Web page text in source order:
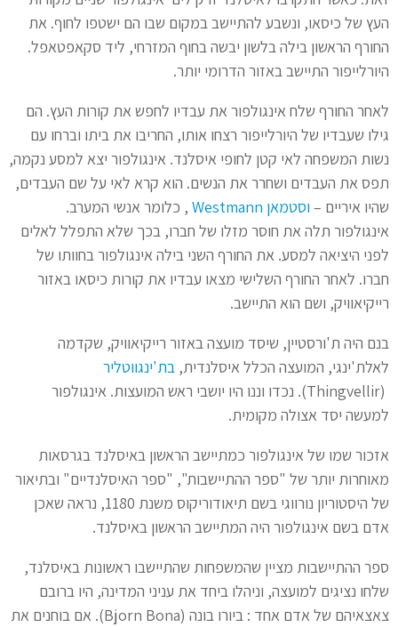
העץ של כיסאו, ונשבע להתיישב במקום שבו הם ישטפו לחוף. את
החורף הראשון בילה בלשון יבשה בחוף המזרחי, ליד סקאפטאפל.
היורלייפור התיישב באזור הדרומי יותר.
לאחר החורף שלח אינגולפור את עבדיו לחפש את קורות העץ. הם
גילו שעבדיו של היורלייפור רצחו אותו, החריבו את ביתו וברחו עם
נשות המשפחה לאי קטן לחופי איסלנד. אינגולפור יצא למסע נקמה,
תפס את העבדים ושחרר את הנשים. הוא קרא לאי על שם העבדים,
שהיו איריים –וסטמאן Westmann
, כלומר אנשי המערב.
אינגולפור תלה את חוסר מזלו של חברו, בכך שלא התפלל לאלים
לפני היציאה למסע. את החורף השני בילה אינגולפור בחוותו של
חברו. לאחר החורף השלישי מצאו עבדיו את קורות כיסאו באזור
רייקיאוויק, ושם הוא התיישב.
בנם היה ת'ורסטיין, שיסד מועצה באזור רייקיאוויק, שקדמה
לאלת'ינגי, המועצה הכלל איסלנדית, בת'ינגווטליר
(Thingvellir). נכדו וננו היו יושבי ראש המועצות. אינגולפור
למעשה יסד אצולה מקומית.
אזכור שמו של אינגולפור כמתיישב הראשון באיסלנד בגרסאות
מאוחרות יותר של "ספר ההתיישבות", "ספר האיסלנדיים" ובתיאור
של היסטוריון נורווגי בשם תיאודוריקוס משנת 1180, נראה שאכן
אדם בשם אינגולפור היה המתיישב הראשון באיסלנד.
ספר ההתיישבות מציין שהמשפחות שהתיישבו ראשונות באיסלנד,
שלחו נציגים למועצה, וניהלו ביחד את עניני המדינה, היו ברובם
צאצאיהם של אדם אחד : ביורו בונה (Bjorn Bona). אם בוחנים את